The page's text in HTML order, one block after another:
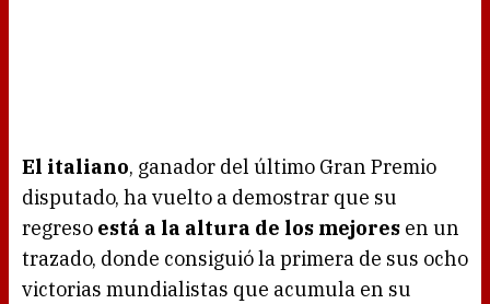
El italiano, ganador del último Gran Premio
disputado, ha vuelto a demostrar que su
regreso está a la altura de los mejores en un
trazado, donde consiguió la primera de sus ocho
victorias mundialistas que acumula en su